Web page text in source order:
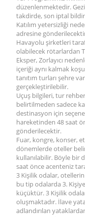
düzenlenmektedir. Gezi
takdirde, son iptal
Katılım yetersizliği
adresine
Havayolu şirketleri
olabilecek rötarlardan
Eksper, Zorlayıcı
içeriği aynı kalmak
tanıtım turları şehre
gerçekleştirilebilir.
Uçuş bilgileri, tur
belirtilmeden sadece
destinasyon için
hareketinden 48 saat
gönderilecektir.
Fuar, kongre, konser,
dönemlerde oteller
kullanılabilir. Böyle
saat önce acenteniz
3 Kişilik odalar,
bu tip odalarda 3.
küçüktür. 3 Kişilik
oluşmaktadır. İlave
adlandırılan